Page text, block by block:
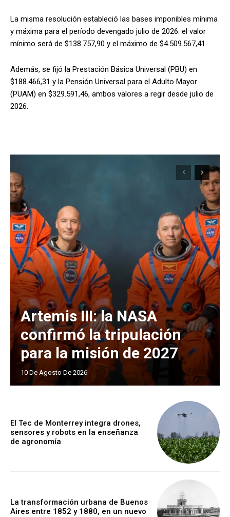
La misma resolución estableció las bases imponibles mínima
y máxima para el período devengado julio de 2026: el valor
mínimo será de $138.757,90 y el máximo de $4.509.567,41.
Además, se fijó la Prestación Básica Universal (PBU) en
$188.466,31 y la Pensión Universal para el Adulto Mayor
(PUAM) en $329.591,46, ambos valores a regir desde julio de
2026.
Artemis III: la NASA
confirmó la tripulación
para la misión de 2027
10 De Agosto De 2026
El Tec de Monterrey integra drones,
sensores y robots en la enseñanza
de agronomía
La transformación urbana de Buenos
Aires entre 1852 y 1880, en un nuevo